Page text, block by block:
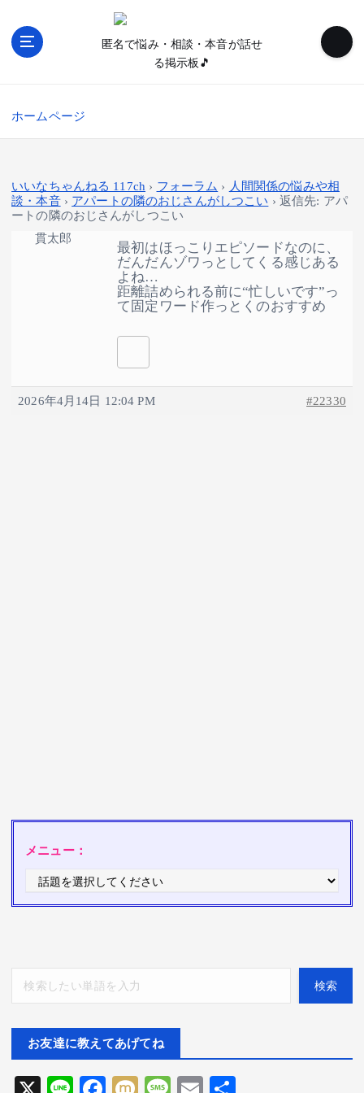
匿名で悩み・相談・本音が話せ
る掲示板🎵
ホームページ
いいなちゃんねる 117ch › フォーラム › 人間関係の悩みや相
談・本音 › アパートの隣のおじさんがしつこい › 返信先: アパ
ートの隣のおじさんがしつこい
2026年4月14日 12:04 PM #22330
貫太郎
最初はほっこりエピソードなのに、
だんだんゾワっとしてくる感じある
よね…
距離詰められる前に“忙しいです”っ
て固定ワード作っとくのおすすめ
メニュー：
検索
お友達に教えてあげてね